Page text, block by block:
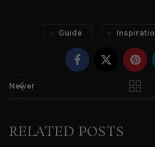
Guide Inspiratio
Newer
RELATED POSTS